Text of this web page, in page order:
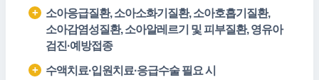
소아응급질환, 소아소화기질환, 소아호흡기질환,
소아감염성질환, 소아알레르기 및 피부질환, 영유아
검진·예방접종
수액치료·입원치료·응급수술 필요 시